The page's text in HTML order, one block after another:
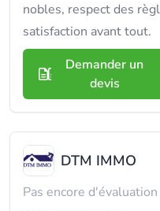
nobles, respect des
satisfaction avant tout.
Demander un
devis
DTM IMMO
Pas encore d'évaluation